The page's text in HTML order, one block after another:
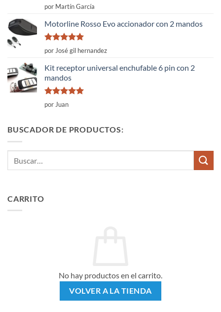
Valorado
con
5
por Martín García
Motorline Rosso Evo accionador con 2 mandos
Valorado
con
de 5
por José gil hernandez
Kit receptor universal enchufable 6 pin con 2
mandos
Valorado
con
por Juan
BUSCADOR DE PRODUCTOS:
CARRITO
No hay productos en el carrito.
VOLVER A LA TIENDA